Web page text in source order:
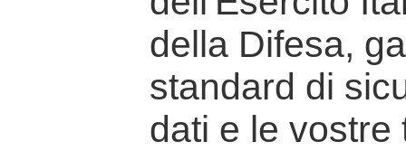
della Difesa,
standard di
dati e le vostre